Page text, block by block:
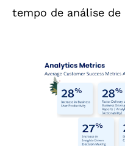
tempo de análise de